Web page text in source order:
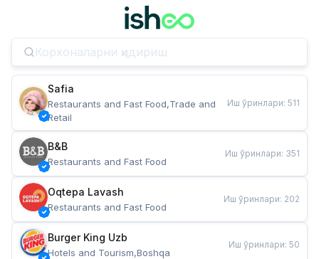
Safia
Restaurants and Fast Food,Trade and
Retail
Иш ўринлари: 511
B&B
Restaurants and Fast Food
Иш ўринлари: 351
Oqtepa Lavash
Restaurants and Fast Food
Иш ўринлари: 202
Burger King Uzb
Hotels and Tourism,Boshqa
Иш ўринлари: 50